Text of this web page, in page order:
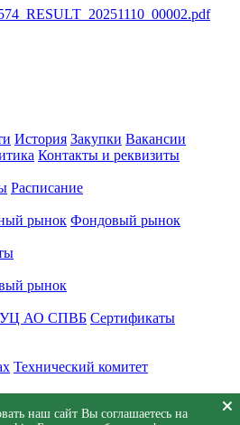
История Закупки Вакансии
Контакты и реквизиты
Расписание
рынок Фондовый рынок
рынок
УЦ АО СПВБ Сертификаты
Технический комитет
поддержку
наш сайт Вы соглашаетесь на